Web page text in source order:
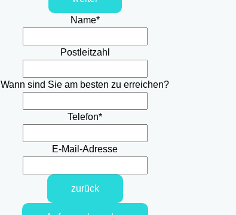
Name*
Postleitzahl
Wann sind Sie am besten zu erreichen?
Telefon*
E-Mail-Adresse
zurück